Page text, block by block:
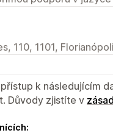
110, 1101,
k následujícím
Důvody zjistíte v